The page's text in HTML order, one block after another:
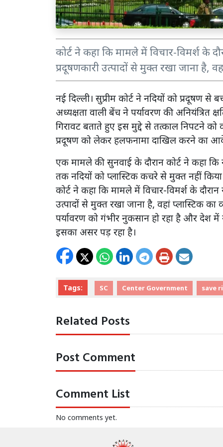
कोर्ट ने कहा कि मामले में विचार-विमर्श के
प्रदूषणकारी उत्पादों से मुक्त रखा जाना है,
नई दिल्ली। सुप्रीम कोर्ट ने नदियों को प्रदूषण
अध्यक्षता वाली बेंच ने पर्यावरण की अनियंत्रित
गिरावट बताते हुए इस मुद्दे से तत्काल निपटने को
प्रदूषण को लेकर हलफनामा दाखिल करने का
एक मामले की सुनवाई के दौरान कोर्ट ने कहा
तक नदियों को प्लास्टिक कचरे से मुक्त नहीं
कोर्ट ने कहा कि मामले में विचार-विमर्श के
उत्पादों से मुक्त रखा जाना है, वहां प्लास्टिक
पर्यावरण को गंभीर नुकसान हो रहा है और देश
इसका असर पड़ रहा है।
Tags: SC Center Government save
Related Posts
Post Comment
Comment List
No comments yet.